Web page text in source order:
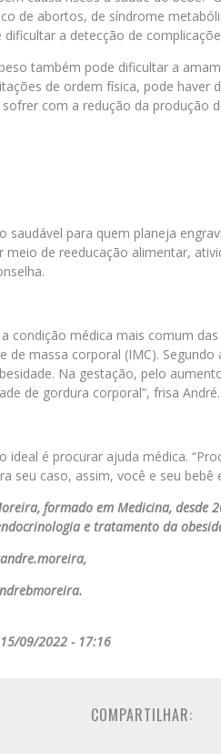
de abortos, de síndrome
a detecção de
também pode dificultar a
de ordem física, pode
com a redução da produção
saudável para quem planeja
meio de reeducação alimentar,
condição médica mais comum
de massa corporal (IMC).
Na gestação, pelo
de gordura corporal”, frisa André.
ideal é procurar ajuda médica.
seu caso, assim, você e seu bebê
formado em Medicina, desde
e tratamento da
09/2022 - 17:16
COMPARTILHAR: